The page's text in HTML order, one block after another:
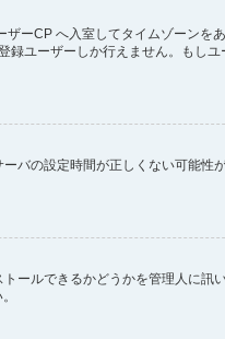
ーCP へ入室してタイムゾーンを
ユーザーしか行えません。もし
バの設定時間が正しくない可能性
ールできるかどうかを管理人に訊